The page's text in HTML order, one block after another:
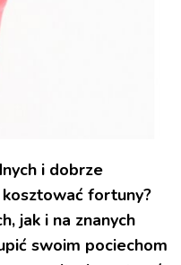
i dobrze
fortuny?
jak i na znanych
swoim pociechom